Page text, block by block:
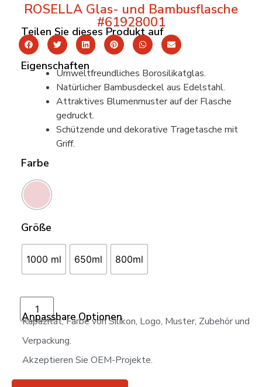
ROSELLA Glas- und Bambusflasche
#61928001
Teilen Sie dieses Produkt auf
Eigenschaften
Umweltfreundliches Borosilikatglas.
Natürlicher Bambusdeckel aus Edelstahl.
Attraktives Blumenmuster auf der Flasche
gedruckt.
Schützende und dekorative Tragetasche mit
Griff.
Farbe
Größe
1000 ml 650ml 800ml
Anpassbare Optionen
Kapazität, Farbe von Silikon, Logo, Muster, Zubehör und
Verpackung.
Akzeptieren Sie OEM-Projekte.